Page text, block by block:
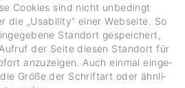
Cookies sind nicht unbe­dingt
die „Usabi­lity“ einer Webseite. So
Standort gespei­chert,
der Seite diesen Standort für
anzu­zeigen. Auch einmal einge­
Größe der Schriftart oder ähnli­